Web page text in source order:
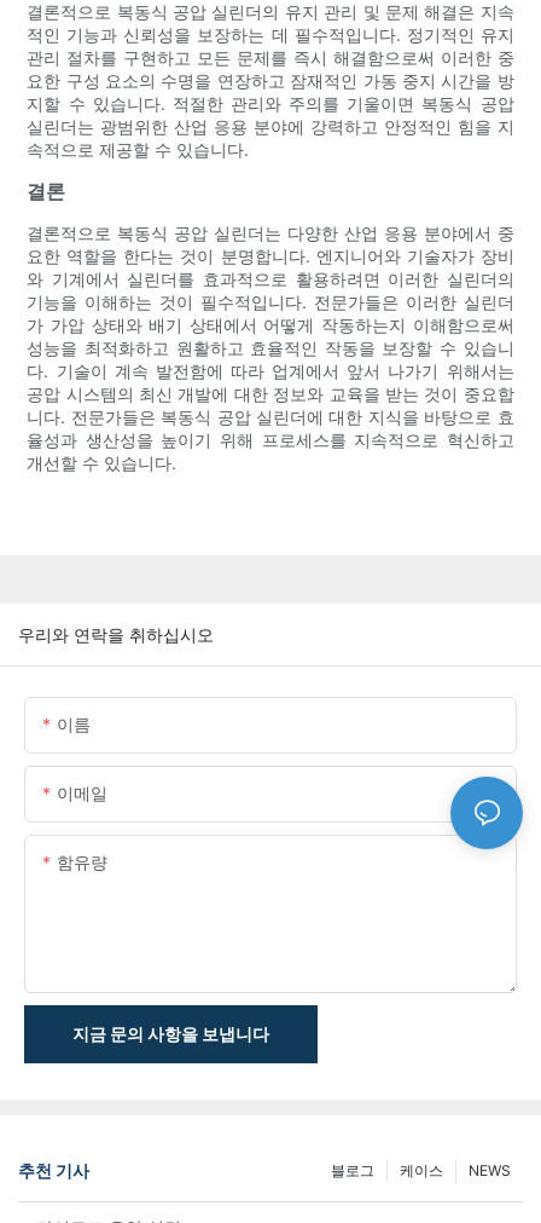
결론적으로 복동식 공압 실린더의 유지 관리 및 문제 해결은 지속
적인 기능과 신뢰성을 보장하는 데 필수적입니다. 정기적인 유지
관리 절차를 구현하고 모든 문제를 즉시 해결함으로써 이러한 중
요한 구성 요소의 수명을 연장하고 잠재적인 가동 중지 시간을 방
지할 수 있습니다. 적절한 관리와 주의를 기울이면 복동식 공압
실린더는 광범위한 산업 응용 분야에 강력하고 안정적인 힘을 지
속적으로 제공할 수 있습니다.
결론
결론적으로 복동식 공압 실린더는 다양한 산업 응용 분야에서 중
요한 역할을 한다는 것이 분명합니다. 엔지니어와 기술자가 장비
와 기계에서 실린더를 효과적으로 활용하려면 이러한 실린더의
기능을 이해하는 것이 필수적입니다. 전문가들은 이러한 실린더
가 가압 상태와 배기 상태에서 어떻게 작동하는지 이해함으로써
성능을 최적화하고 원활하고 효율적인 작동을 보장할 수 있습니
다. 기술이 계속 발전함에 따라 업계에서 앞서 나가기 위해서는
공압 시스템의 최신 개발에 대한 정보와 교육을 받는 것이 중요합
니다. 전문가들은 복동식 공압 실린더에 대한 지식을 바탕으로 효
율성과 생산성을 높이기 위해 프로세스를 지속적으로 혁신하고
개선할 수 있습니다.
우리와 연락을 취하십시오
이름
이메일
함유량
지금 문의 사항을 보냅니다
추천 기사 NEWS
케이스
블로그